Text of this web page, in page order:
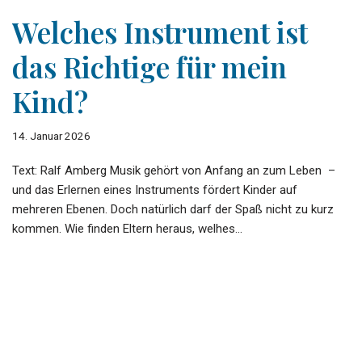
Welches Instrument ist
das Richtige für mein
Kind?
14. Januar 2026
Text: Ralf Amberg Musik gehört von Anfang an zum Leben –
und das Erlernen eines Instruments fördert Kinder auf
mehreren Ebenen. Doch natürlich darf der Spaß nicht zu kurz
kommen. Wie finden Eltern heraus, welhes…